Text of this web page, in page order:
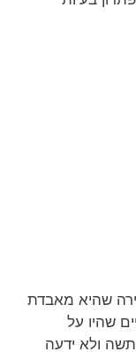
שהיא מאבדת
שהיו על
ולא ידעה